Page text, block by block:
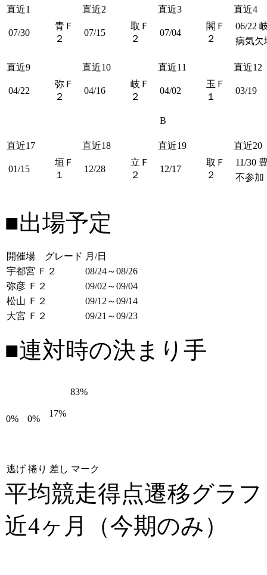
直近1 直近2 直近3 直近4
07/30
青Ｆ
２
07/15
取Ｆ
２
07/04
閣Ｆ
２
06/22
病気欠
直近9 直近10 直近11 直近12
04/22
弥Ｆ
２
04/16
岐Ｆ
２
04/02
玉Ｆ
１
B
03/19
直近17 直近18 直近19 直近20
01/15
垣Ｆ
１
12/28
立Ｆ
２
12/17
取Ｆ
２
11/30
不参加
■出場予定
開催場 グレード 月/日
宇都宮 Ｆ２
08/24～08/26
弥彦 Ｆ２
09/02～09/04
松山 Ｆ２
09/12～09/14
大宮 Ｆ２
09/21～09/23
■連対時の決まり手
0% 0%
17%
83%
逃げ 捲り 差し マーク
平均競走得点遷移グラ
近4ヶ月（今期のみ）